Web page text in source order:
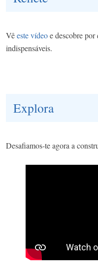
Vêeste vídeoe descobre por
indispensáveis.
Explora
Desafiamos-te agora a